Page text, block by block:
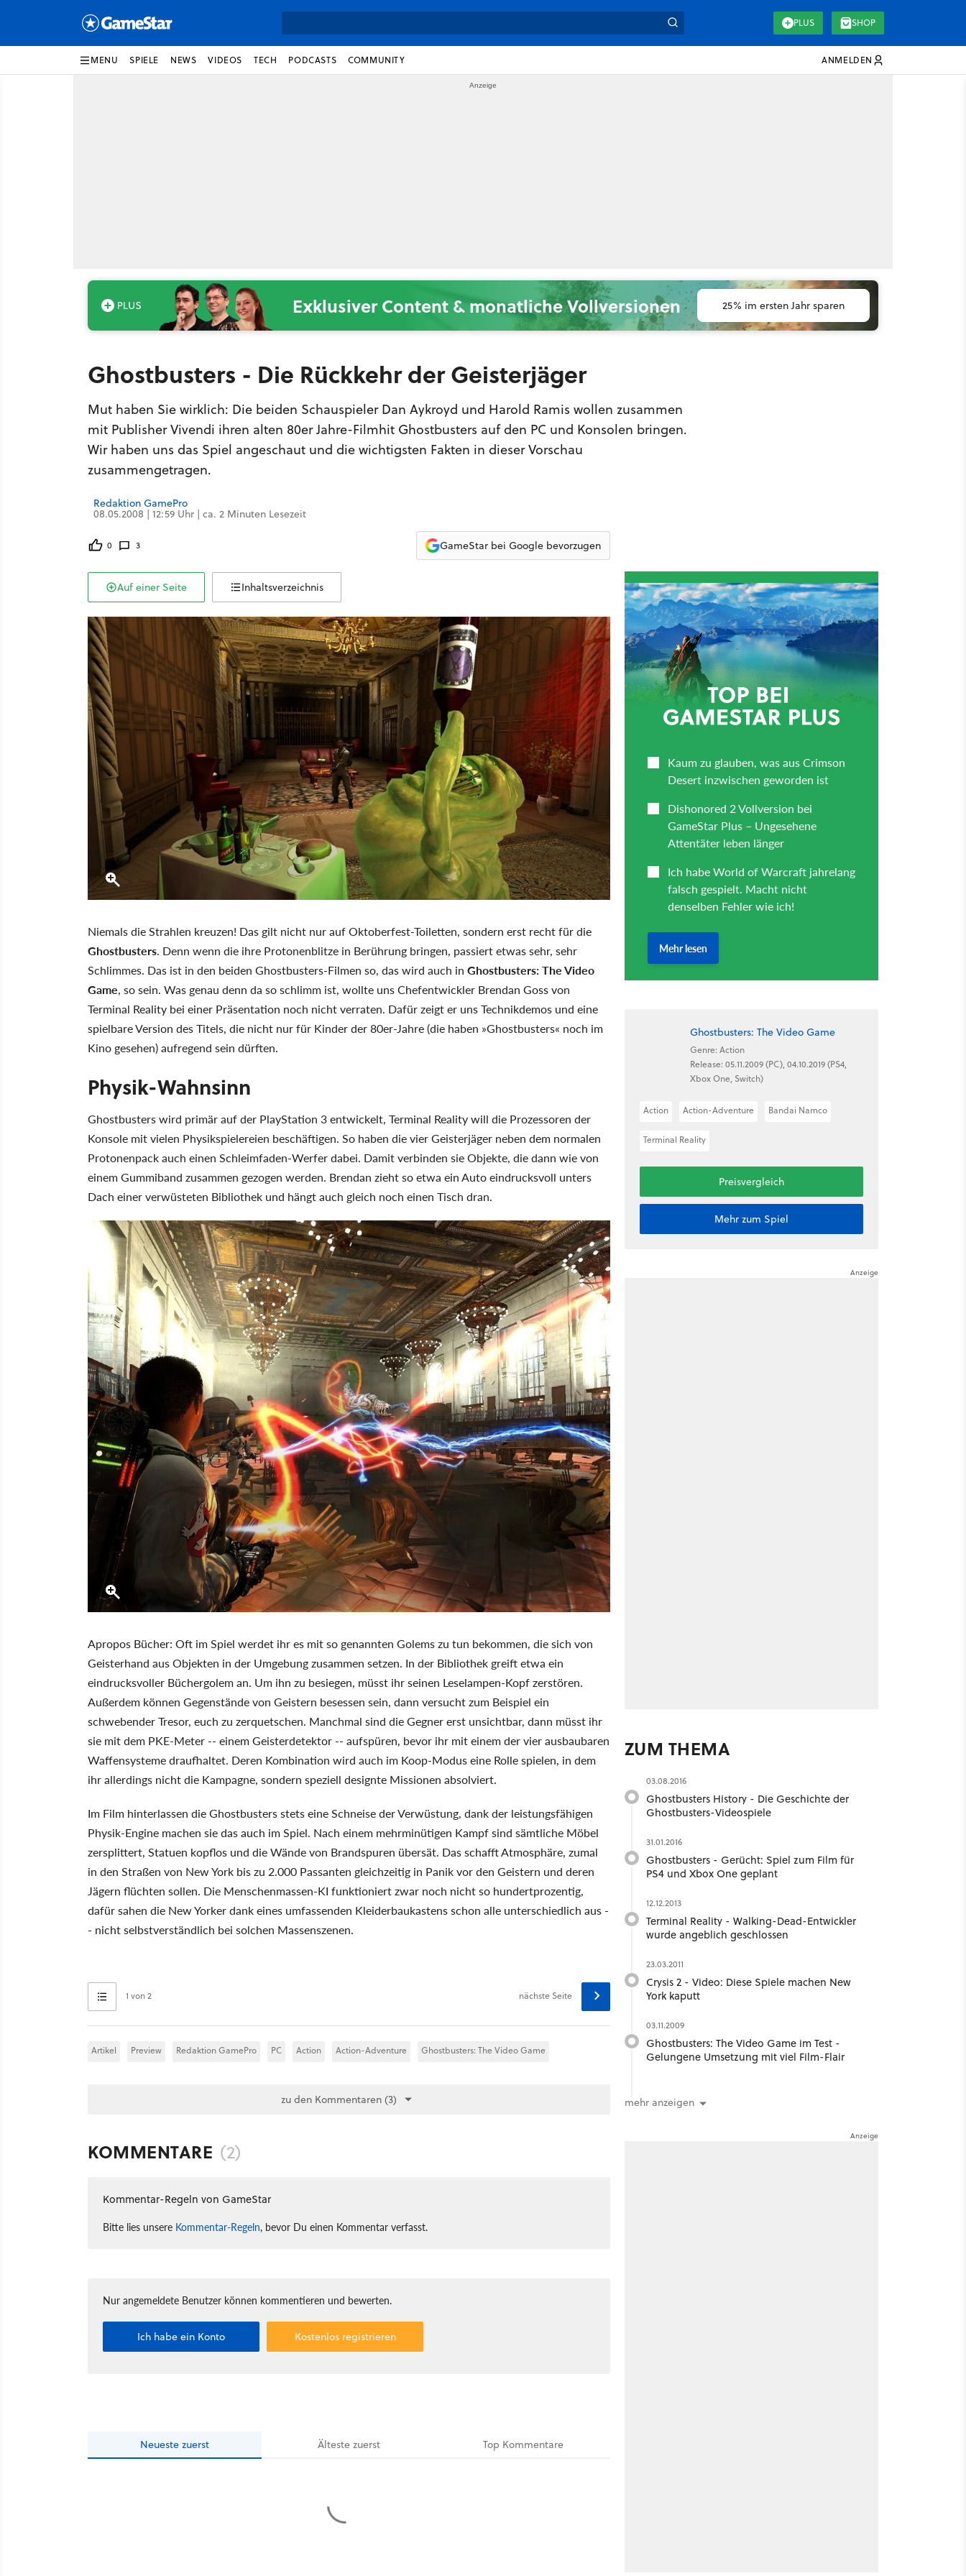
PLUS SHOP
MENU SPIELE NEWS VIDEOS TECH PODCASTS COMMUNITY ANMELDEN
Exklusiver Content & monatliche Vollversionen 25% im ersten Jahr sparen
Ghostbusters - Die Rückkehr der Geisterjäger
Mut haben Sie wirklich: Die beiden Schauspieler Dan Aykroyd und Harold Ramis wollen zusammen
mit Publisher Vivendi ihren alten 80er Jahre-Filmhit Ghostbusters auf den PC und Konsolen bringen.
Wir haben uns das Spiel angeschaut und die wichtigsten Fakten in dieser Vorschau
zusammengetragen.
Redaktion GamePro
08.05.2008 | 12:59 Uhr | ca. 2 Minuten Lesezeit
0 3 GameStar bei Google bevorzugen
Auf einer Seite Inhaltsverzeichnis
Niemals die Strahlen kreuzen! Das gilt nicht nur auf Oktoberfest-Toiletten, sondern erst recht für die
Ghostbusters. Denn wenn die ihre Protonenblitze in Berührung bringen, passiert etwas sehr, sehr
Schlimmes. Das ist in den beiden Ghostbusters-Filmen so, das wird auch in Ghostbusters: The Video
Game, so sein. Was genau denn da so schlimm ist, wollte uns Chefentwickler Brendan Goss von
Terminal Reality bei einer Präsentation noch nicht verraten. Dafür zeigt er uns Technikdemos und eine
spielbare Version des Titels, die nicht nur für Kinder der 80er-Jahre (die haben »Ghostbusters« noch im
Kino gesehen) aufregend sein dürften.
Physik-Wahnsinn
Ghostbusters wird primär auf der PlayStation 3 entwickelt, Terminal Reality will die Prozessoren der
Konsole mit vielen Physikspielereien beschäftigen. So haben die vier Geisterjäger neben dem normalen
Protonenpack auch einen Schleimfaden-Werfer dabei. Damit verbinden sie Objekte, die dann wie von
einem Gummiband zusammen gezogen werden. Brendan zieht so etwa ein Auto eindrucksvoll unters
Dach einer verwüsteten Bibliothek und hängt auch gleich noch einen Tisch dran.
Apropos Bücher: Oft im Spiel werdet ihr es mit so genannten Golems zu tun bekommen, die sich von
Geisterhand aus Objekten in der Umgebung zusammen setzen. In der Bibliothek greift etwa ein
eindrucksvoller Büchergolem an. Um ihn zu besiegen, müsst ihr seinen Leselampen-Kopf zerstören.
Außerdem können Gegenstände von Geistern besessen sein, dann versucht zum Beispiel ein
schwebender Tresor, euch zu zerquetschen. Manchmal sind die Gegner erst unsichtbar, dann müsst ihr
sie mit dem PKE-Meter -- einem Geisterdetektor -- aufspüren, bevor ihr mit einem der vier ausbaubaren
Waffensysteme draufhaltet. Deren Kombination wird auch im Koop-Modus eine Rolle spielen, in dem
ihr allerdings nicht die Kampagne, sondern speziell designte Missionen absolviert.
Im Film hinterlassen die Ghostbusters stets eine Schneise der Verwüstung, dank der leistungsfähigen
Physik-Engine machen sie das auch im Spiel. Nach einem mehrminütigen Kampf sind sämtliche Möbel
zersplittert, Statuen kopflos und die Wände von Brandspuren übersät. Das schafft Atmosphäre, zumal
in den Straßen von New York bis zu 2.000 Passanten gleichzeitig in Panik vor den Geistern und deren
Jägern flüchten sollen. Die Menschenmassen-KI funktioniert zwar noch nicht so hundertprozentig,
dafür sahen die New Yorker dank eines umfassenden Kleiderbaukastens schon alle unterschiedlich aus -
- nicht selbstverständlich bei solchen Massenszenen.
1 von 2 nächste Seite
Artikel Preview Redaktion GamePro PC Action Action-Adventure Ghostbusters: The Video Game
zu den Kommentaren (3)
KOMMENTARE (2)
Kommentar-Regeln von GameStar
Bitte lies unsere Kommentar-Regeln, bevor Du einen Kommentar verfasst.
Nur angemeldete Benutzer können kommentieren und bewerten.
Ich habe ein Konto Kostenlos registrieren
Neueste zuerst Ältestezuerst Top Kommentare
Ghostbusters: The Video Game
Genre: Action
Release: 05.11.2009 (PC), 04.10.2019 (PS4,
Xbox One, Switch)
Action Action-Adventure Bandai Namco
Terminal Reality
Preisvergleich
Mehr zum Spiel
ZUM THEMA
03.08.2016
Ghostbusters History - Die Geschichte der
Ghostbusters-Videospiele
31.01.2016
Ghostbusters - Gerücht: Spiel zum Film für
PS4 und Xbox One geplant
12.12.2013
Terminal Reality - Walking-Dead-Entwickler
wurde angeblich geschlossen
23.03.2011
Crysis 2 - Video: Diese Spiele machen New
York kaputt
03.11.2009
Ghostbusters: The Video Game im Test -
Gelungene Umsetzung mit viel Film-Flair
mehr anzeigen